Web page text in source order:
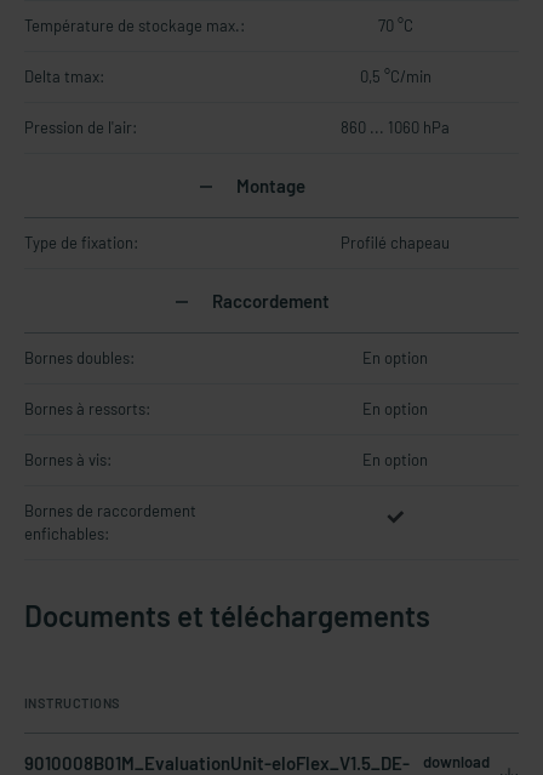
Température de stockage max.: 70 °C
Delta tmax: 0,5 °C/min
Pression de l'air: 860 ... 1060 hPa
Montage
Type de fixation: Profilé chapeau
Raccordement
Bornes doubles: En option
Bornes à ressorts: En option
Bornes à vis: En option
Bornes de raccordement
enfichables:
Documents et téléchargements
INSTRUCTIONS
9010008B01M_EvaluationUnit-eloFlex_V1.5_DE-
download